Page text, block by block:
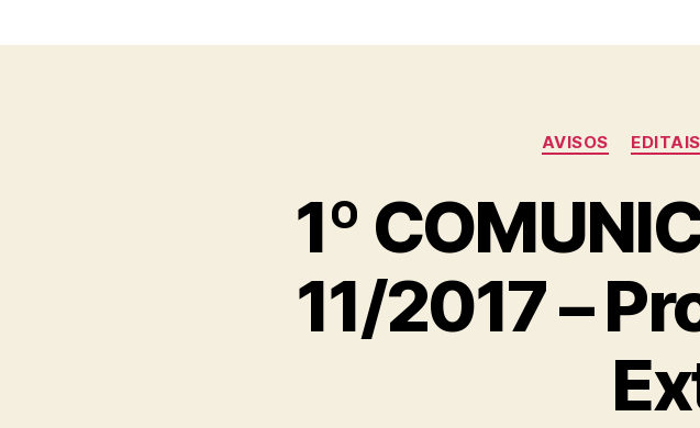
AVISOS EDITAIS
1º
11/2017 –